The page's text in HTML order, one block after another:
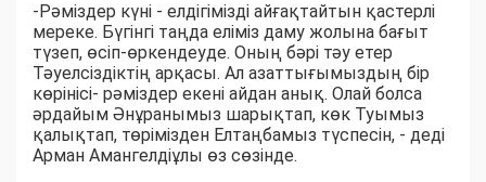
-Рәміздер күні - елдігімізді айғақтайтын қастерлі
мереке. Бүгінгі таңда еліміз даму жолына бағыт
түзеп, өсіп-өркендеуде. Оның бәрі тәу етер
Тәуелсіздіктің арқасы. Ал азаттығымыздың бір
көрінісі- рәміздер екені айдан анық. Олай болса
әрдайым Әнұранымыз шарықтап, көк Туымыз
қалықтап, төрімізден Елтаңбамыз түспесін, - деді
Арман Амангелдіұлы өз сөзінде.